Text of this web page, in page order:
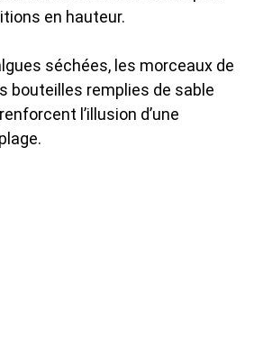
en hauteur.
séchées, les morceaux de
bouteilles remplies de sable
l’illusion d’une